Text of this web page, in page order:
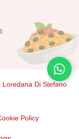
Loredana Di Stefano
Policy